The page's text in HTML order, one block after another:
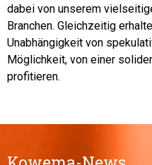
dabei von unserem
Branchen. Gleichzeitig
Unabhängigkeit von
Möglichkeit, von einer
profitieren.